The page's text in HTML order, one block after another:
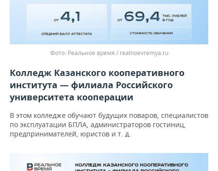
Реальное время / realnoevremya.ru
Колледж Казанского кооперативного
института — филиала Российского
университета кооперации
В этом колледже обучают будущих поваров, специалистов
по эксплуатации БПЛА, администраторов гостиниц,
предпринимателей, юристов и т. д.